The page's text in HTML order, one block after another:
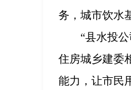
务，城市饮水
“县水投
住房城乡建委
能力，让市民